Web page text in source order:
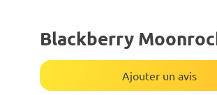
Blackberry
Ajouter un avis